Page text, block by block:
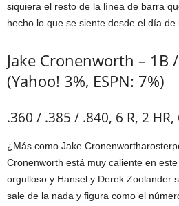
siquiera el resto de la línea de barra
hecho lo que se siente desde el día de
Jake Cronenworth – 1B /
(Yahoo! 3%, ESPN: 7%)
.360 / .385 / .840, 6 R, 2 HR,
¿Más como Jake
Cronenworth está muy caliente en
orgulloso y Hansel y Derek Zoolander
sale de la nada y figura como el